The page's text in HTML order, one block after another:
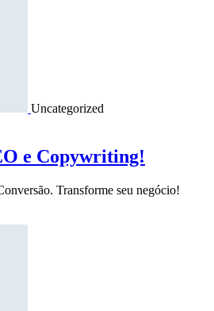
Uncategorized
e Copywriting!
Transforme seu negócio!